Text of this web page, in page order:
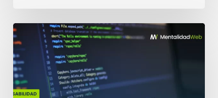
Privacidad
desde
el
Diseño:
UX
legal